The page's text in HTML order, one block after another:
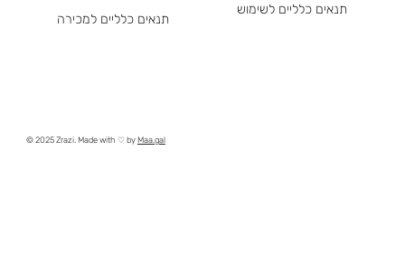
תנאים כלליים למכירה
תנאים כלליים לשימוש
© 2025 Zrazi. Made with ♡ byMaa.gal